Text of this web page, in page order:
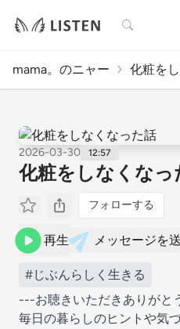
検索
mama。のニャー 化粧を
2026-03-30 12:57
化粧をしなくなっ
フォローする
再生 メッセージを
#じぶんらしく生きる
---お聴きいただきありがと
毎日の暮らしのヒントや気